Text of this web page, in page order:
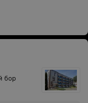
Такое
целый
стараться
бор